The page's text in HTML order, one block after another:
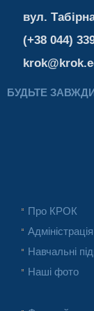
вул.
(+38 044)
БУДЬТЕ
Про КРОК
Адміністрація
Навчальні
Наші фото